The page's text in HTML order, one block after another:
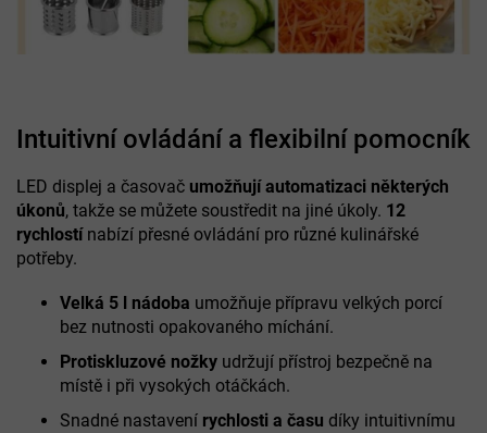
Intuitivní ovládání a flexibilní pomocník
LED displej a časovač umožňují automatizaci některých
úkonů, takže se můžete soustředit na jiné úkoly. 12
rychlostínabízí přesné ovládání pro různé kulinářské
potřeby.
Velká 5 l nádoba umožňuje přípravu velkých porcí
bez nutnosti opakovaného míchání.
Protiskluzové nožky udržují přístroj bezpečně na
místě i při vysokých otáčkách.
Snadné nastavení rychlosti a času díky intuitivnímu